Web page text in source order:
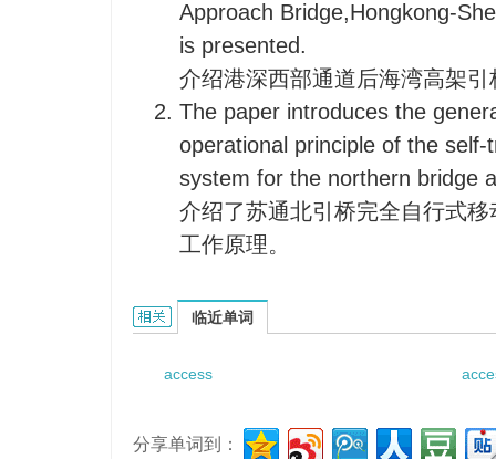
Approach Bridge,Hongkong-
is presented.
介绍港深西部通道后海湾高架
The paper introduces the
operational principle of the self-
system for the northern bridge
介绍了苏通北引桥完全自行式
工作原理。
access bridge的相关资料：
临近单词
access
分享单词到：